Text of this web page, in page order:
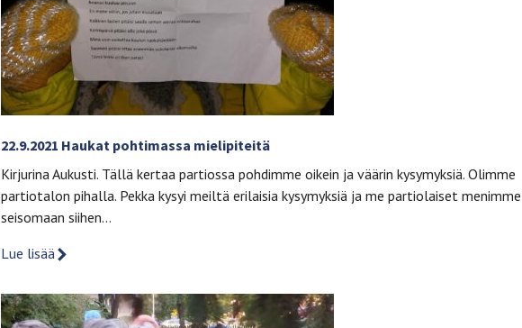
22.9.2021 Haukat pohtimassa mielipiteitä
Kirjurina Aukusti. Tällä kertaa partiossa pohdimme oikein ja väärin kysymyksiä. Olimme
partiotalon pihalla. Pekka kysyi meiltä erilaisia kysymyksiä ja me partiolaiset
seisomaan siihen…
Lue lisää